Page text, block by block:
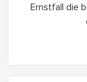
Ernstfall die